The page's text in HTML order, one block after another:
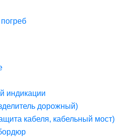
индикации
дорожный)
кабеля, кабельный мост)